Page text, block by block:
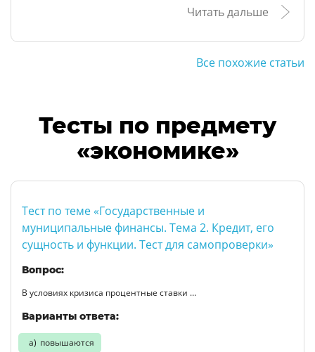
Читать дальше
Все похожие статьи
Тесты по предмету
«экономике»
Тест по теме «Государственные и
муниципальные финансы. Тема 2. Кредит, его
сущность и функции. Тест для самопроверки»
Вопрос:
В условиях кризиса процентные ставки …
Варианты ответа:
повышаются